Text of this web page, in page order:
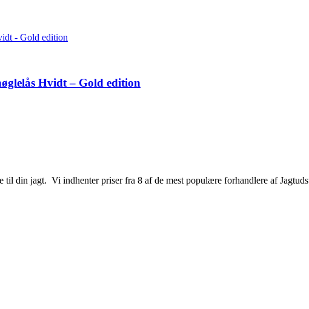
Hvidt – Gold edition
til din jagt. Vi indhenter priser fra 8 af de mest populære forhandlere af